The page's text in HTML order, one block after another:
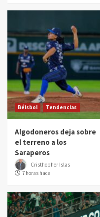
Béisbol Tendencias
Algodoneros deja sobre
el terreno a los
Saraperos
Cristhopher Islas
7 horas hace